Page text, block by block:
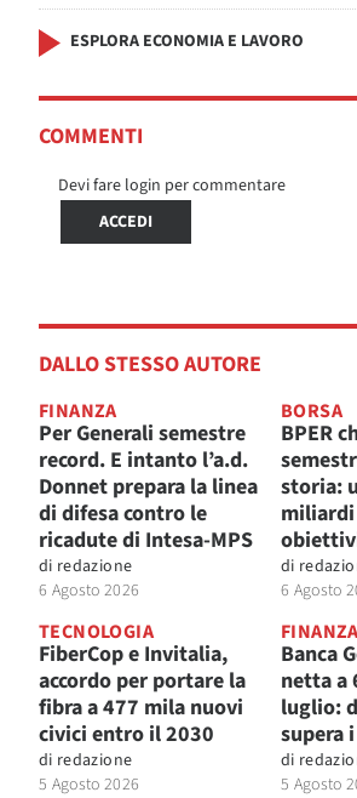
ESPLORA ECONOMIA E LAVORO
COMMENTI
Devi fare login per commentare
ACCEDI
DALLO STESSO AUTORE
FINANZA
Per Generali semestre
record. E intanto l’a.d.
Donnet prepara la linea
di difesa contro le
ricadute di Intesa-MPS
di redazione
6 Agosto 2026
BORSA
BPER
storia:
miliardi
di
6 Agosto
TECNOLOGIA
FiberCop e Invitalia,
accordo per portare la
fibra a 477 mila nuovi
civici entro il 2030
di redazione
5 Agosto 2026
FINANZA
Banca
netta a
luglio:
supera
di
5 Agosto